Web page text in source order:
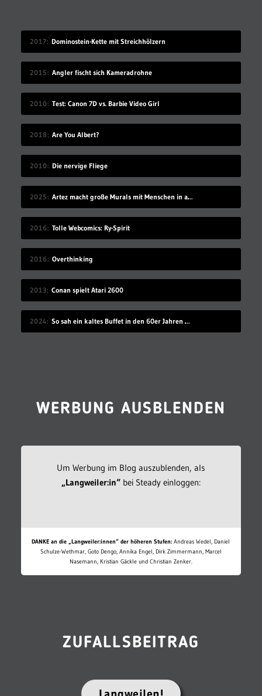
2017 Dominostein-Kette mit Streichhölzern
2015 Angler fischt sich Kameradrohne
2010 Test: Canon 7D vs. Barbie Video Girl
2018 Are You Albert?
2010 Die nervige Fliege
2025 Artez macht große Murals mit Menschen in akrobatischen Posen
2016 Tolle Webcomics: Ry-Spirit
2016 Overthinking
2013 Conan spielt Atari 2600
2024 So sah ein kaltes Buffet in den 60er Jahren aus
WERBUNG AUSBLENDEN
Um Werbung im Blog auszublenden, als
„Langweiler:in“bei Steady einloggen:
DANKE an die „Langweiler:innen“ der höheren Stufen: Andreas Wedel, Daniel
Schulze-Wethmar, Goto Dengo, Annika Engel, Dirk Zimmermann, Marcel
Nasemann, Kristian Gäckle und Christian Zenker.
ZUFALLSBEITRAG